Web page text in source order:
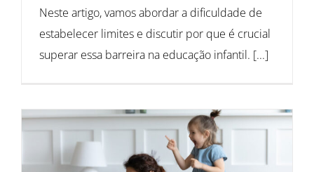
Neste artigo, vamos abordar a dificuldade de
estabelecer limites e discutir por que é crucial
superar essa barreira na educação infantil. [...]